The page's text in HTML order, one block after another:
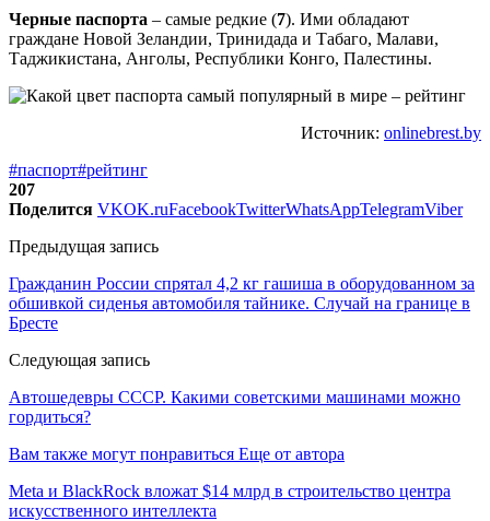
Черные паспорта – самые редкие (7). Ими обладают
граждане Новой Зеландии, Тринидада и Табаго, Малави,
Таджикистана, Анголы, Республики Конго, Палестины.
Источник: onlinebrest.by
#паспорт#рейтинг
207
Поделится VKOK.ruFacebookTwitterWhatsAppTelegramViber
Предыдущая запись
Гражданин России спрятал 4,2 кг гашиша в оборудованном за
обшивкой сиденья автомобиля тайнике. Случай на границе в
Бресте
Следующая запись
Автошедевры СССР. Какими советскими машинами можно
гордиться?
Вам также могут понравиться Еще от автора
Meta и BlackRock вложат $14 млрд в строительство центра
искусственного интеллекта